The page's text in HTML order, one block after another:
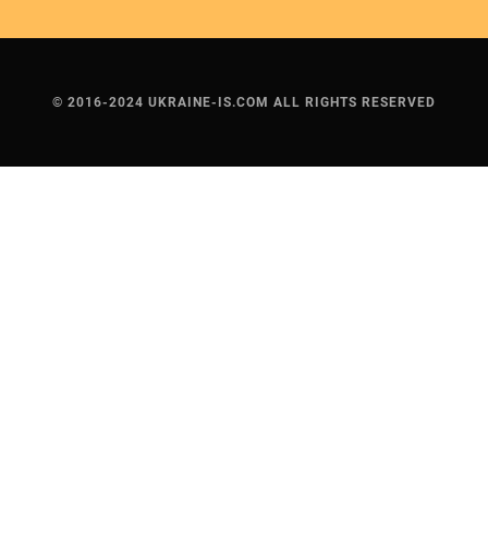
© 2016-2024 UKRAINE-IS.COM ALL RIGHTS RESERVED